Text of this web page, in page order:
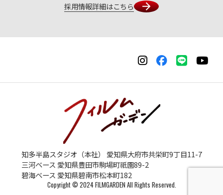
採用情報詳細はこちら
知多半島スタジオ（本社） 愛知県大府市共栄町9丁目11-7
三河ベース 愛知県豊田市駒場町祇園89-2
碧海ベース 愛知県碧南市松本町182
Copyright © 2024 FILMGARDEN All Rights Reserved.